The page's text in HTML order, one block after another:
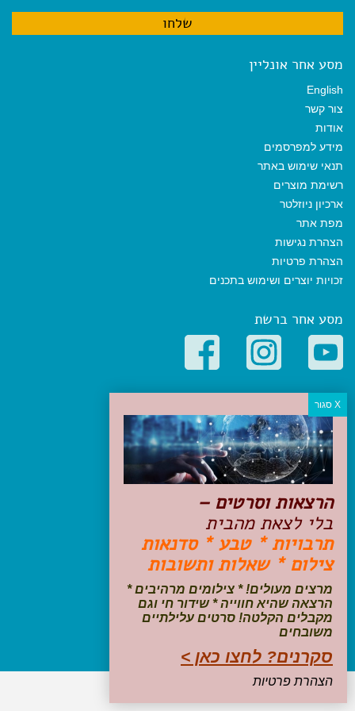
מסע אחר אונליין
English
צור קשר
אודות
מידע למפרסמים
תנאי שימוש באתר
רשימת מוצרים
ארכיון ניוזלטר
מפת אתר
הצהרת נגישות
הצהרת פרטיות
זכויות יוצרים ושימוש בתכנים
מסע אחר ברשת
קטגוריות פופולריות
יעדים
טיולים בישראל
מלונות בוטיק בישראל
טיפים והמלצות
הכנות לנסיעה
טיולי ג'יפים
טיולים עם ילדים
שייט, הפלגות, קרוזים
עקבו אחרינו בפייסבוק
הרצאות וסרטים –
בלי לצאת מהבית
תרבויות * טבע * סדנאות
צילום * שאלות ותשובות
מרצים מעולים! * צילומים מרהיבים *
הרצאה שהיא חווייה * שידור חי וגם
מקבלים הקלטה! סרטים עלילתיים
משובחים
סקרנים? לחצו כאן >
הצהרת פרטיות